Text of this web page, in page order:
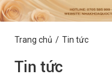
Trang chủ Tin tức
Tin tức